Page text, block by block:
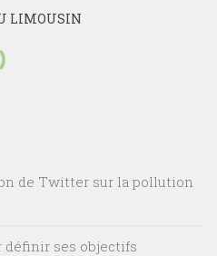
LIMOUSIN
de Twitter sur la pollution
définir ses objectifs